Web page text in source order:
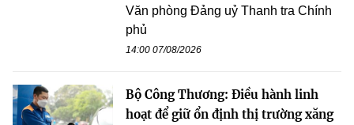
Văn phòng Đảng uỷ Thanh tra Chính
phủ
14:00 07/08/2026
Bộ Công Thương: Điều hành linh
hoạt để giữ ổn định thị trường xăng